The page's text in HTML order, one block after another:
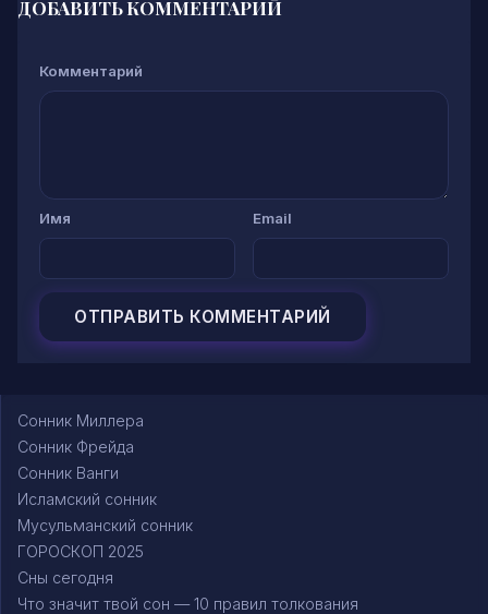
ДОБАВИТЬ КОММЕНТАРИЙ
Комментарий
Имя Email
Сонник Миллера
Сонник Фрейда
Сонник Ванги
Исламский сонник
Мусульманский сонник
ГОРОСКОП 2025
Сны сегодня
Что значит твой сон — 10 правил толкования